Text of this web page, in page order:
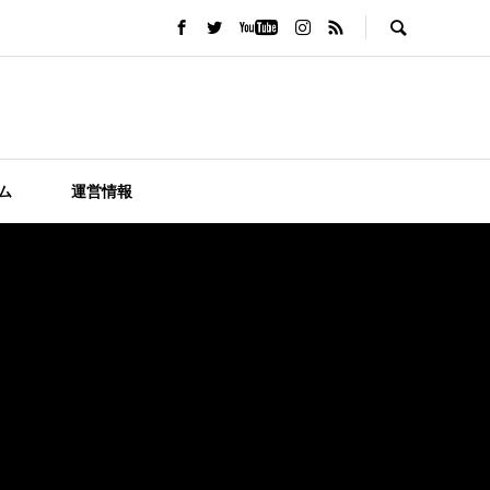
運営情報